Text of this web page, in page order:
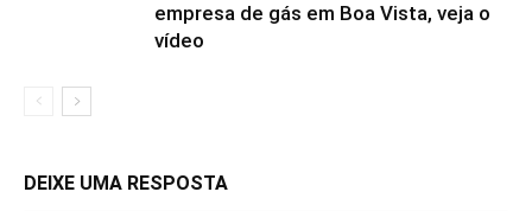
empresa de gás em Boa Vista, veja o
vídeo
DEIXE UMA RESPOSTA